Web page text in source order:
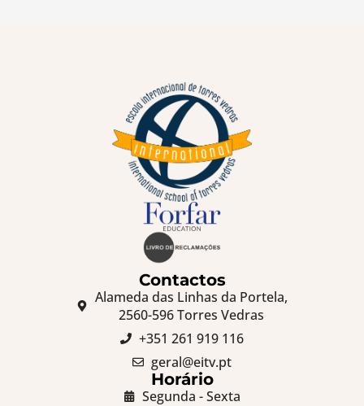
Contactos
Alameda das Linhas da Portela,
2560-596 Torres Vedras
+351 261 919 116
geral@eitv.pt
Horário
Segunda - Sexta